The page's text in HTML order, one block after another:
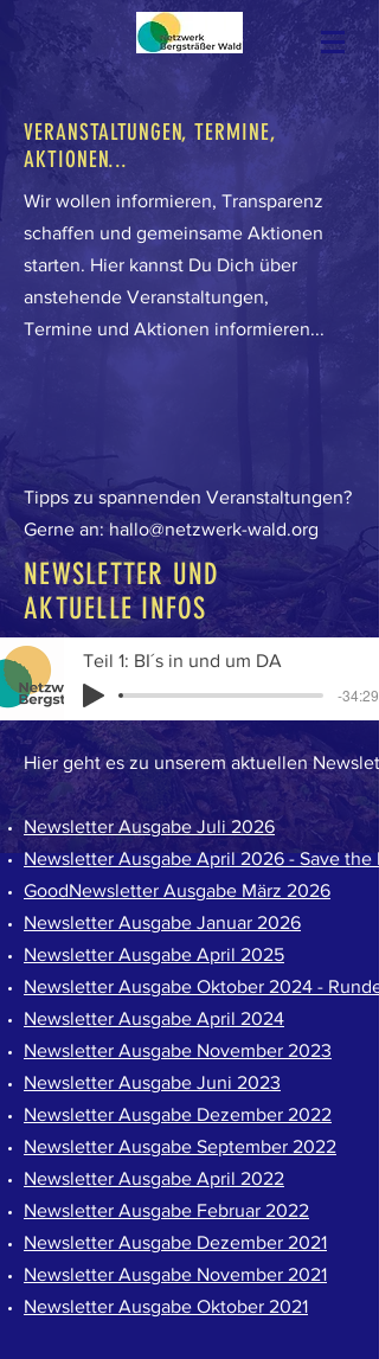
VERANSTALTUNGEN, TERMINE,
AKTIONEN...
Wir wollen informieren, Transparenz
schaffen und gemeinsame Aktionen
starten. Hier kannst Du Dich über
anstehende Veranstaltungen,
Termine und Aktionen informieren...
Tipps zu spannenden Veranstaltungen?
Gerne an: hallo@netzwerk-wald.org
NEWSLETTER UND
AKTUELLE INFOS
Teil 1: BI´s in und um DA
-34:29
Hier geht es zu unserem aktuellen
Newsletter Ausgabe Juli 2026
Newsletter Ausgabe April 2026 - Save the
GoodNewsletter Ausgabe März 2026
Newsletter Ausgabe Januar 2026
Newsletter Ausgabe April 2025
Newsletter Ausgabe Oktober 2024 -
Newsletter Ausgabe April 2024
Newsletter Ausgabe November 2023
Newsletter Ausgabe Juni 2023
Newsletter Ausgabe Dezember 2022
Newsletter Ausgabe September 2022
Newsletter Ausgabe April 2022
Newsletter Ausgabe Februar 2022
Newsletter Ausgabe Dezember 2021
Newsletter Ausgabe November 2021
Newsletter Ausgabe Oktober 2021